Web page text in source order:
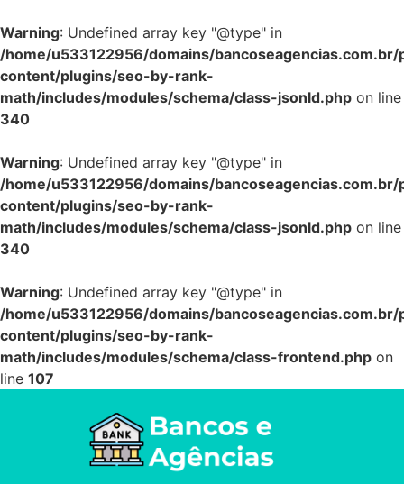
Warning: Undefined array key "@type" in
/home/u533122956/domains/
content/plugins/seo-by-rank-
math/includes/modules/schema/class-jsonld.php on line
340
Warning: Undefined array key "@type" in
/home/u533122956/domains/
content/plugins/seo-by-rank-
math/includes/modules/schema/class-jsonld.php on line
340
Warning: Undefined array key "@type" in
/home/u533122956/domains/
content/plugins/seo-by-rank-
math/includes/modules/schema/class-frontend.php on
line 107